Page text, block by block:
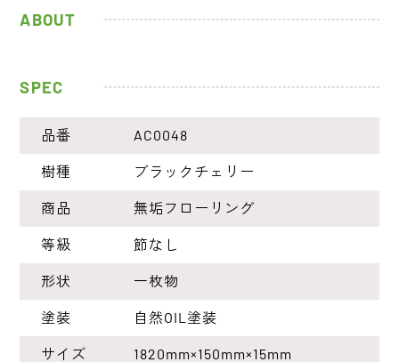
ABOUT
SPEC
品番 AC0048
樹種 ブラックチェリー
商品 無垢フローリング
等級 節なし
形状 一枚物
塗装 自然OIL塗装
サイズ 1820mm×150mm×15mm